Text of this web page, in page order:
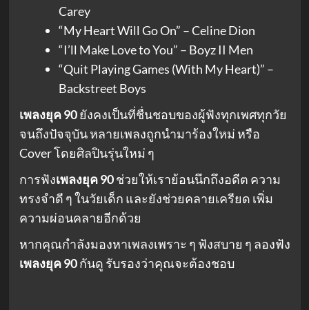
Carey
“My Heart Will Go On” – Celine Dion
“I’ll Make Love to You” – Boyz II Men
“Quit Playing Games (With My Heart)” –
Backstreet Boys
เพลงยุค 90ยังคงเป็นที่ชื่นชอบของผู้ฟังทุกเพศทุกวัย
จนถึงปัจจุบัน หลายเพลงถูกนำมาร้องใหม่ หรือ
Cover โดยศิลปินรุ่นใหม่ ๆ
การฟังเพลงยุค 90ช่วยให้เราย้อนนึกถึงอดีต ความ
ทรงจำดี ๆ ในวัยเด็ก และยังช่วยคลายเครียด เพิ่ม
ความผ่อนคลายอีกด้วย
หากคุณกำลังมองหาเพลงเพราะ ๆ ฟังสบาย ๆ ลองฟัง
เพลงยุค 90กันดู รับรองว่าคุณจะต้องชอบ